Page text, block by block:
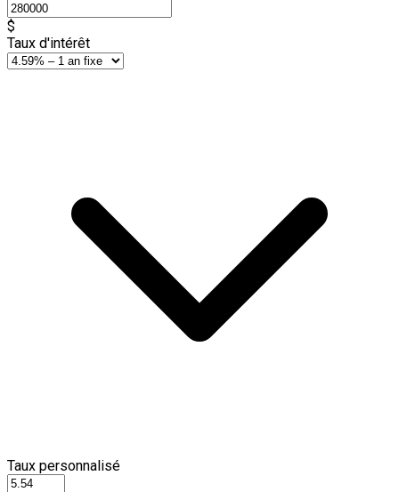
$
Taux d'intérêt
Taux personnalisé